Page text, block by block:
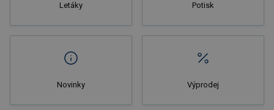
Letáky Potisk
Novinky Výprodej